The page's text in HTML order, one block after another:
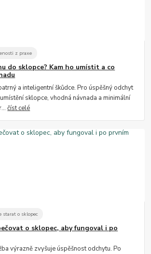
z praxe
do sklopce? Kam ho umístit a co
a inteligentní škůdce. Pro úspěšný odchyt
sklopce, vhodná návnada a minimální
číst celé
starat o sklopec
o sklopec, aby fungoval i po
výrazně zvyšuje úspěšnost odchytu. Po